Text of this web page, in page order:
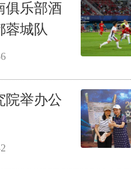
俱乐部酒
蓉城队
院举办公